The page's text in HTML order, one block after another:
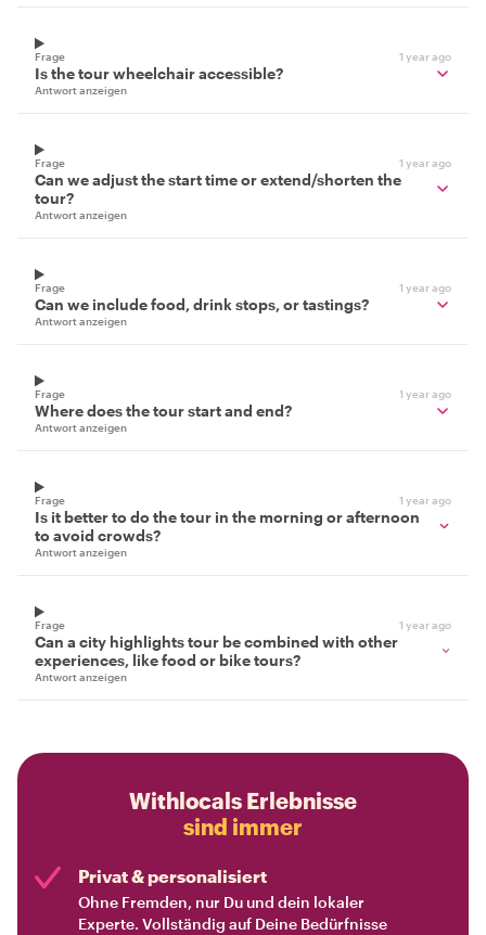
Frage 1 year ago
Is the tour wheelchair accessible?
Antwort anzeigen
Frage 1 year ago
Can we adjust the start time or extend/shorten the
tour?
Antwort anzeigen
Frage 1 year ago
Can we include food, drink stops, or tastings?
Antwort anzeigen
Frage 1 year ago
Where does the tour start and end?
Antwort anzeigen
Frage 1 year ago
Is it better to do the tour in the morning or afternoon
to avoid crowds?
Antwort anzeigen
Frage 1 year ago
Can a city highlights tour be combined with other
experiences, like food or bike tours?
Antwort anzeigen
Withlocals Erlebnisse
sind immer
Privat & personalisiert
Ohne Fremden, nur Du und dein lokaler
Experte. Vollständig auf Deine Bedürfnisse